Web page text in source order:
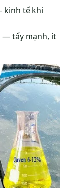
kinh tế khi
— tẩy mạnh, ít